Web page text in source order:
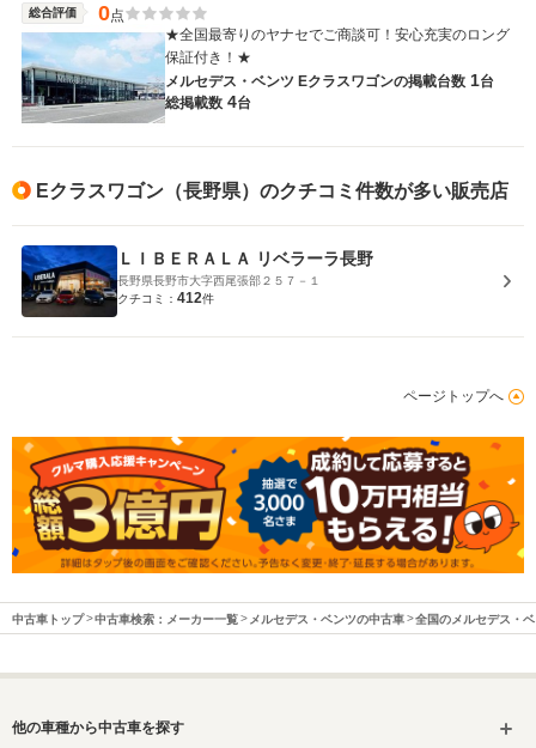
総合評価 0点
★全国最寄りのヤナセでご商談可！安心充実のロング
保証付き！★
メルセデス・ベンツ Eクラスワゴンの掲載台数 1台
総掲載数 4台
Eクラスワゴン（長野県）のクチコミ件数が多い販売店
ＬＩＢＥＲＡＬＡ リベラーラ長野
長野県長野市大字西尾張部２５７－１
クチコミ： 412件
ページトップへ
中古車トップ 中古車検索：メーカー一覧 メルセデス・ベンツの中古車 全国のメルセデス・
他の車種から中古車を探す